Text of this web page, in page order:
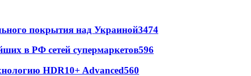
покрытия над Украиной3474
в РФ сетей супермаркетов596
HDR10+ Advanced560